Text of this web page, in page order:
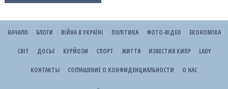
НАЧАЛО БЛОГИ ВІЙНА В УКРАЇНІ ПОЛІТИКА ФОТО-ВІДЕО ЕКОНОМІКА
СВІТ ДОСЬЄ КУРЙОЗИ СПОРТ ЖИТТЯ ИЗВЕСТИЯ КИПР LADY
КОНТАКТЫ СОГЛАШЕНИЕ О КОНФИДЕНЦИАЛЬНОСТИ О НАС